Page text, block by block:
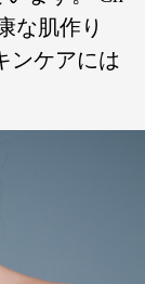
な肌作り
ンケアには